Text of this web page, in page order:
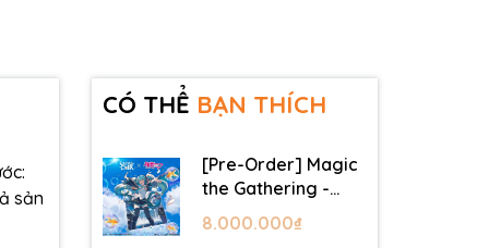
sản
CÓ THỂ BẠN THÍCH
[Pre-Order] Magic
the Gathering -
Secret Lair -
Commander Deck:
8.000.000₫